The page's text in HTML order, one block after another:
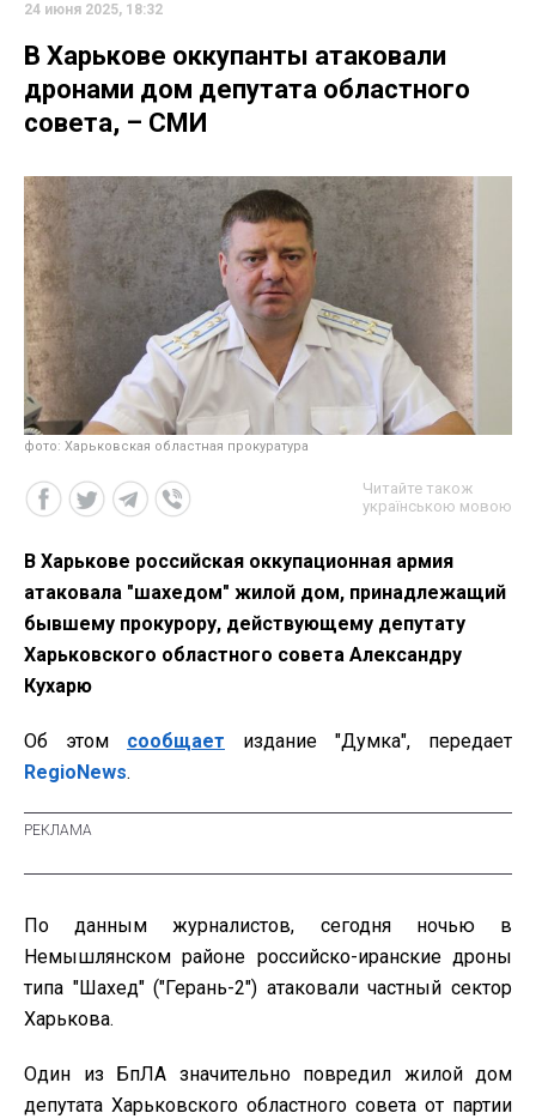
24 июня 2025, 18:32
В Харькове оккупанты атаковали
дронами дом депутата областного
совета, – СМИ
фото: Харьковская областная прокуратура
Читайте також
українською мовою
В Харькове российская оккупационная армия
атаковала "шахедом" жилой дом, принадлежащий
бывшему прокурору, действующему депутату
Харьковского областного совета Александру
Кухарю
Об этом сообщает издание "Думка", передает
RegioNews.
По данным журналистов, сегодня ночью в
Немышлянском районе российско-иранские дроны
типа "Шахед" ("Герань-2") атаковали частный сектор
Харькова.
Один из БпЛА значительно повредил жилой дом
депутата Харьковского областного совета от партии